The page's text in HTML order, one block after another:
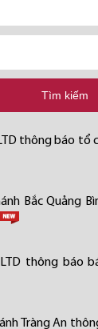
Tìm kiếm
thông báo tổ
Bắc Quảng
thông báo
Tràng An